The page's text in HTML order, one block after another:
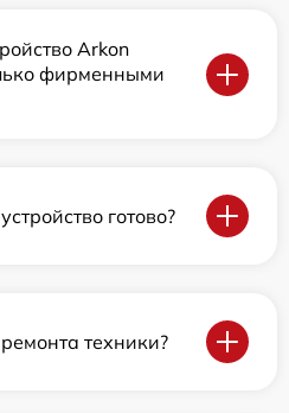
Arkon
фирменными
готово?
техники?